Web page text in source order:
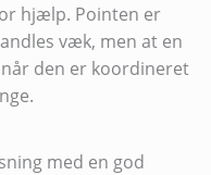
hjælp. Pointen er
væk, men at en
den er koordineret
med en god